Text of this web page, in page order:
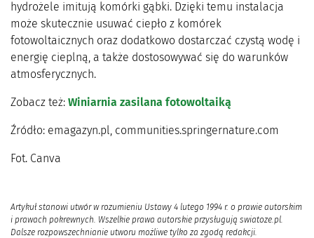
hydrożele imitują komórki gąbki. Dzięki temu instalacja
może skutecznie usuwać ciepło z komórek
fotowoltaicznych oraz dodatkowo dostarczać czystą wodę i
energię cieplną, a także dostosowywać się do warunków
atmosferycznych.
Zobacz też: Winiarnia zasilana fotowoltaiką
Źródło: emagazyn.pl, communities.springernature.com
Fot. Canva
Artykuł stanowi utwór w rozumieniu Ustawy 4 lutego 1994 r. o prawie autorskim
i prawach pokrewnych. Wszelkie prawa autorskie przysługują swiatoze.pl.
Dalsze rozpowszechnianie utworu możliwe tylko za zgodą redakcji.